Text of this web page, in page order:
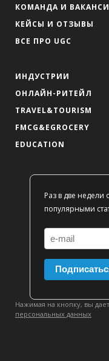
КОМАНДА И
КЕЙСЫ И ОТЗЫВЫ
ВСЕ ПРО UGC
ИНДУСТРИИ
ОНЛАЙН-РИТЕЙЛ
TRAVEL&TOURISM
FMCG&EGROCERY
EDUCATION
Раз в две
популярными
Нажимая на кнопку, вы
персональных данных